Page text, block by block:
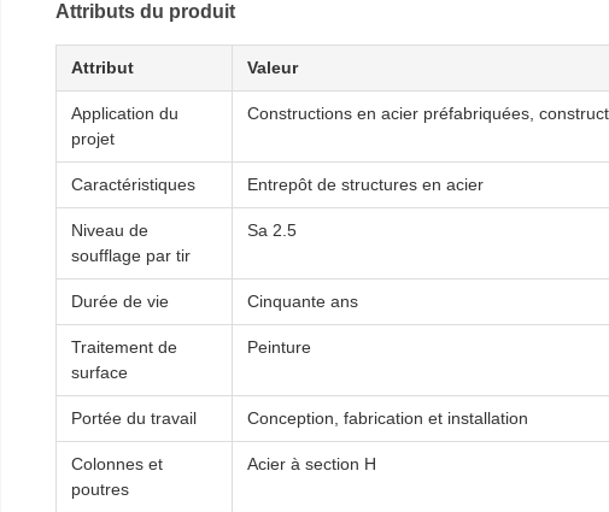
Attributs du produit
Attribut Valeur
Application du
projet
Constructions en acier préfabriquées,
Caractéristiques Entrepôt de structures en acier
Niveau de
soufflage par tir
Sa 2.5
Durée de vie Cinquante ans
Traitement de
surface
Peinture
Portée du travail Conception, fabrication et installation
Colonnes et
poutres
Acier à section H